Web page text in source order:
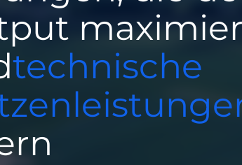
technische